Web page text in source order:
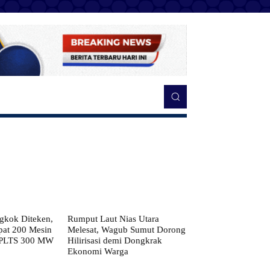
Diteken,
200 Mesin
300 MW
Rumput Laut Nias Utara
Melesat, Wagub Sumut Dorong
Hilirisasi demi Dongkrak
Ekonomi Warga